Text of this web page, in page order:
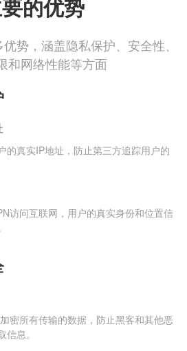
的优势
势，涵盖隐私保护、安全性、
和网络性能等方面
的真实IP地址，防止第三方追踪用户的
访问互联网，用户的真实身份和位置信
密所有传输的数据，防止黑客和其他恶
信息。